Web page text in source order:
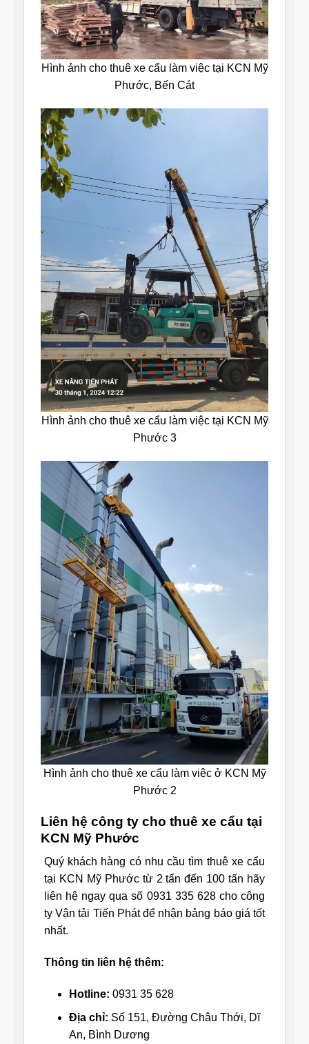
Hình ảnh cho thuê xe cẩu làm việc tại KCN Mỹ
Phước, Bến Cát
Hình ảnh cho thuê xe cẩu làm việc tại KCN Mỹ
Phước 3
Hình ảnh cho thuê xe cẩu làm việc ở KCN Mỹ
Phước 2
Liên hệ công ty cho thuê xe cẩu tại
KCN Mỹ Phước
Quý khách hàng có nhu cầu tìm thuê xe cẩu
tại KCN Mỹ Phước từ 2 tấn đến 100 tấn hãy
liên hệ ngay qua số 0931 335 628 cho công
ty Vận tải Tiến Phát để nhận bảng báo giá tốt
nhất.
Thông tin liên hệ thêm:
Hotline: 0931 35 628
Địa chỉ: Số 151, Đường Châu Thới, Dĩ
An, Bình Dương